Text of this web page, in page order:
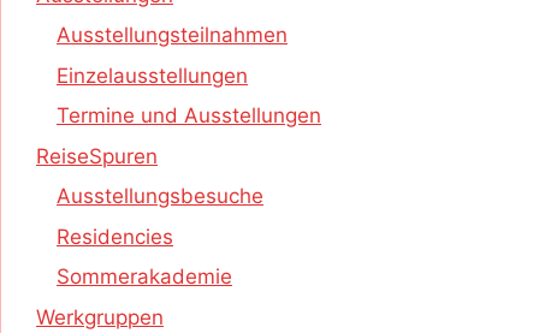
Ausstellungsteilnahmen
Einzelausstellungen
Termine und Ausstellungen
ReiseSpuren
Ausstellungsbesuche
Residencies
Sommerakademie
Werkgruppen